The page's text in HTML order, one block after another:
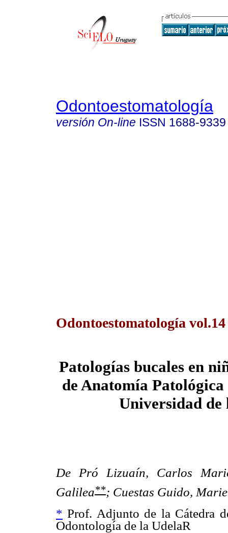
Odontoestomatología
versión On-line ISSN 1688-9339
Odontoestomatología
Patologías bucales en
de Anatomía
Universidad
De Pró Lizuaín, Carlos
Galilea**; Cuestas Guido,
* Prof. Adjunto de la Cátedra
Odontología de la UdelaR